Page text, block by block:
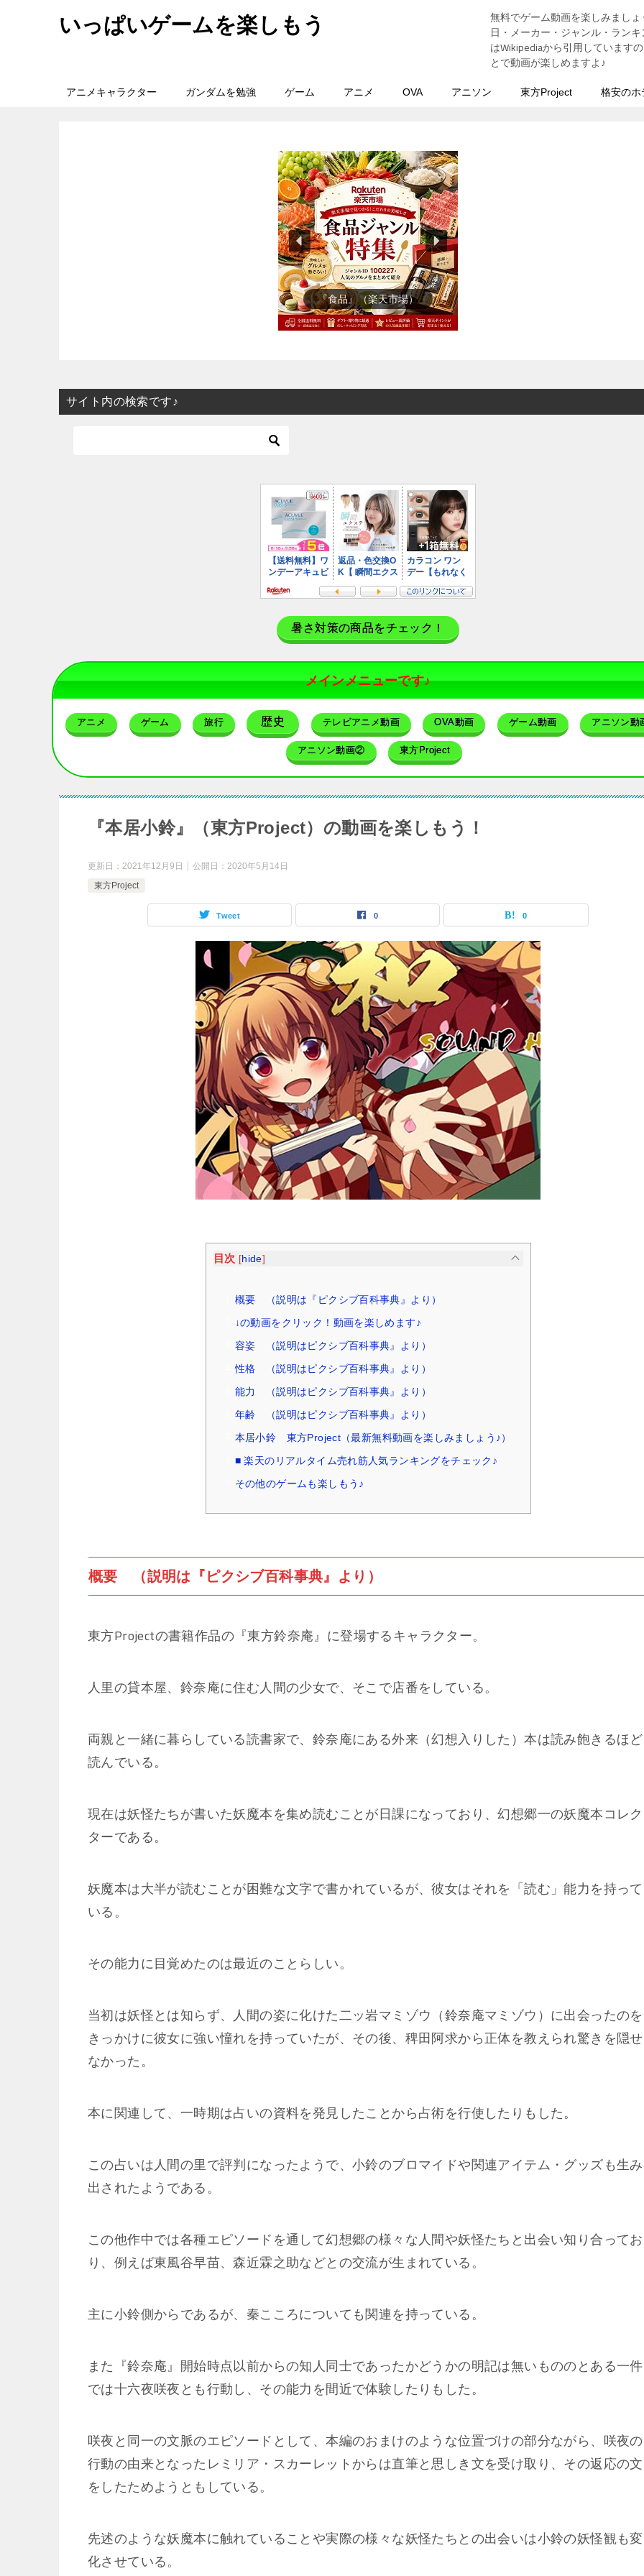
いっぱいゲームを楽しもう
無料でゲーム動画を楽しみまし
日・メーカー・ジャンル・ラン
はWikipediaから引用しています
とで動画が楽しめますよ♪
アニメキャラクター ガンダムを勉強 ゲーム アニメ OVA アニソン 東方Project 格安のホ
『スイーツ・お菓子』（楽天市
場）
サイト内の検索です♪
暑さ対策の商品をチェック！
メインメニューです♪
アニメ ゲーム 旅行 歴史 テレビアニメ動画 OVA動画 ゲーム動画 アニソン
アニソン動画② 東方Project
『本居小鈴』（東方Project）の動画を楽しもう！
更新日： 2021年12月9日 公開日： 2020年5月14日
東方Project
Tweet 0 0
目次 [hide]
概要 （説明は『ピクシブ百科事典』より）
↓の動画をクリック！動画を楽しめます♪
容姿 （説明はピクシブ百科事典』より）
性格 （説明はピクシブ百科事典』より）
能力 （説明はピクシブ百科事典』より）
年齢 （説明はピクシブ百科事典』より）
本居小鈴 東方Project（最新無料動画を楽しみましょう♪）
■ 楽天のリアルタイム売れ筋人気ランキングをチェック♪
その他のゲームも楽しもう♪
概要 （説明は『ピクシブ百科事典』より）
東方Projectの書籍作品の『東方鈴奈庵』に登場するキャラクター。
人里の貸本屋、鈴奈庵に住む人間の少女で、そこで店番をしている。
両親と一緒に暮らしている読書家で、鈴奈庵にある外来（幻想入りした）本は読み飽きるほど
読んでいる。
現在は妖怪たちが書いた妖魔本を集め読むことが日課になっており、幻想郷一の妖魔本コレク
ターである。
妖魔本は大半が読むことが困難な文字で書かれているが、彼女はそれを「読む」能力を持って
いる。
その能力に目覚めたのは最近のことらしい。
当初は妖怪とは知らず、人間の姿に化けた二ッ岩マミゾウ（鈴奈庵マミゾウ）に出会ったのを
きっかけに彼女に強い憧れを持っていたが、その後、稗田阿求から正体を教えられ驚きを隠せ
なかった。
本に関連して、一時期は占いの資料を発見したことから占術を行使したりもした。
この占いは人間の里で評判になったようで、小鈴のブロマイドや関連アイテム・グッズも生み
出されたようである。
この他作中では各種エピソードを通して幻想郷の様々な人間や妖怪たちと出会い知り合ってお
り、例えば東風谷早苗、森近霖之助などとの交流が生まれている。
主に小鈴側からであるが、秦こころについても関連を持っている。
また『鈴奈庵』開始時点以前からの知人同士であったかどうかの明記は無いもののとある一件
では十六夜咲夜とも行動し、その能力を間近で体験したりもした。
咲夜と同一の文脈のエピソードとして、本編のおまけのような位置づけの部分ながら、咲夜の
行動の由来となったレミリア・スカーレットからは直筆と思しき文を受け取り、その返応の文
をしたためようともしている。
先述のような妖魔本に触れていることや実際の様々な妖怪たちとの出会いは小鈴の妖怪観も変
化させている。